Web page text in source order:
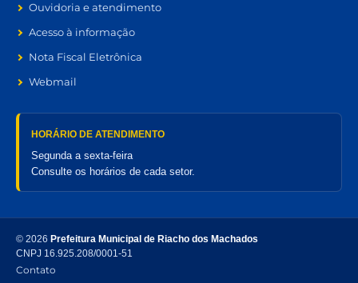
Ouvidoria e atendimento
Acesso à informação
Nota Fiscal Eletrônica
Webmail
HORÁRIO DE ATENDIMENTO
Segunda a sexta-feira
Consulte os horários de cada setor.
© 2026 Prefeitura Municipal de Riacho dos Machados
CNPJ 16.925.208/0001-51
Contato